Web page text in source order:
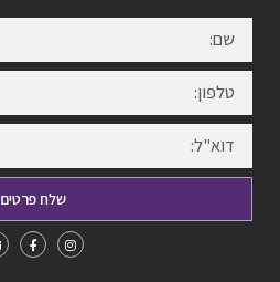
שלח פרטים